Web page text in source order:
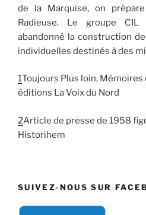
de la Marquise, on
Radieuse. Le groupe
abandonné la construction
individuelles destinés à des
1Toujours Plus loin, Mémoires
éditions La Voix du Nord
2Article de presse de 1958
Historihem
SUIVEZ-NOUS SUR